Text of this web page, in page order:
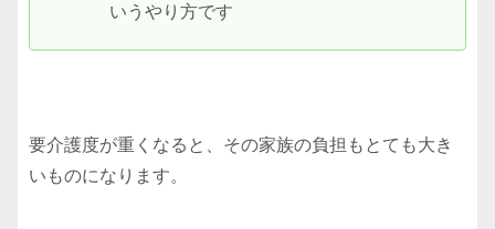
いうやり方です
要介護度が重くなると、その家族の負担もとても大き
いものになります。